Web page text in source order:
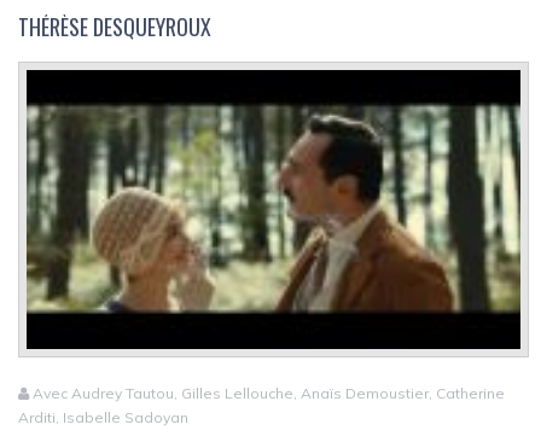
THÉRÈSE DESQUEYROUX
Avec Audrey Tautou, Gilles Lellouche, Anaïs Demoustier, Catherine
Arditi, Isabelle Sadoyan